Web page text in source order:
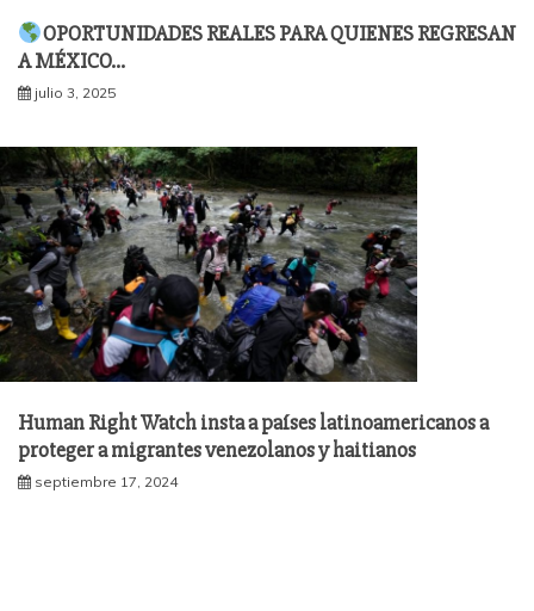
OPORTUNIDADES REALES PARA QUIENES REGRESAN
A MÉXICO…
julio 3, 2025
Human Right Watch insta a países latinoamericanos a
proteger a migrantes venezolanos y haitianos
septiembre 17, 2024